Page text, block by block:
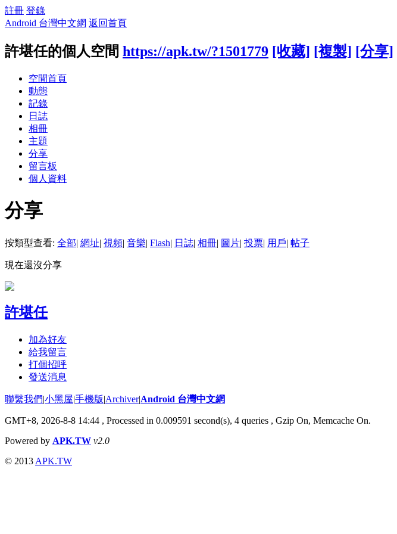
註冊 登錄
Android 台灣中文網 返回首頁
許堪任的個人空間 https://apk.tw/?1501779 [收藏] [複製] [分享]
空間首頁
動態
記錄
日誌
相冊
主題
分享
留言板
個人資料
分享
按類型查看: 全部| 網址| 視頻| 音樂| Flash| 日誌| 相冊| 圖片| 投票| 用戶| 帖子
現在還沒分享
許堪任
加為好友
給我留言
打個招呼
發送消息
聯繫我們|小黑屋|手機版|Archiver|Android 台灣中文網
GMT+8, 2026-8-8 14:44 , Processed in 0.009591 second(s), 4 queries , Gzip On, Memcache On.
Powered by APK.TW v2.0
© 2013 APK.TW